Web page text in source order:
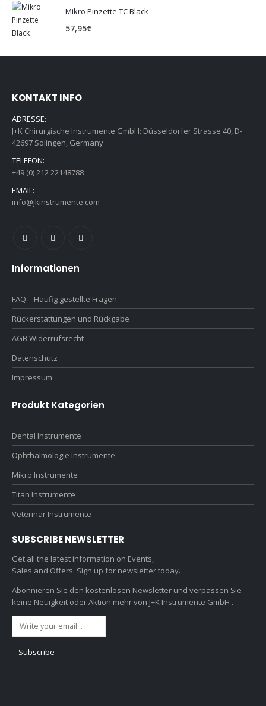
Mikro Pinzette TC Black
57,95€
KONTAKT INFO
ADRESSE:
J+K Chirurgische Instrumente GmbH: Düsseldorfer Strasse 40, D-
42697 Solingen, Germany
TELEFON:
+49 (0) 212 22148788
EMAIL:
info@jkinstrumente.com
Informationen
FAQ – Häufig gestellte Fragen
Rückerstattungen und Rückgabe
AGB Widerrufsrecht
Datenschutz
Impressum
Produkt Kategorien
Dental Instrumente
Ophthalmologie Instrumente
Mikro Instrumente
Titan Instrumente
Veterinär Instrumente
SUBSCRIBE NEWSLETTER
Get all the latest information on Events,
Sales and Offers. Sign up for newsletter today.
Abonnieren Sie den kostenlosen Newsletter und verpassen Sie
keine Neuigkeit oder Aktion mehr von J+K Instrumente GmbH .